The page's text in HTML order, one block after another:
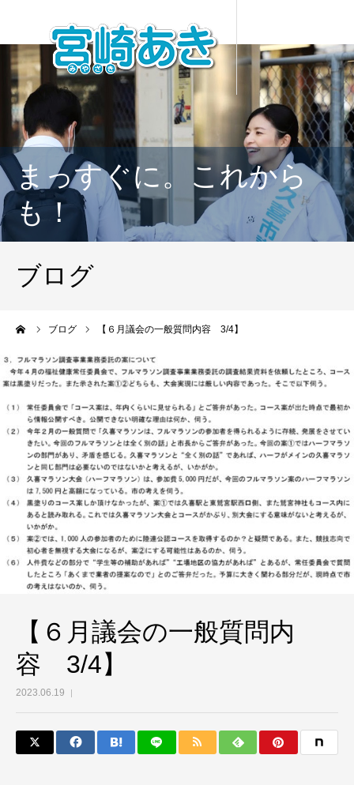
まっすぐに。これから
も！
ブログ
ブログ 【６月議会の一般質問内容 3/4】
【６月議会の一般質問内
容 3/4】
2023.06.19